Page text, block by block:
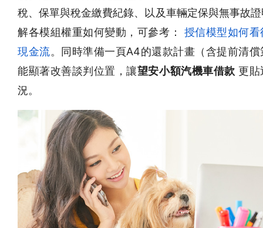
稅、保單與稅金繳費紀錄、以及車輛定保與無事故
解各模組權重如何變動，可參考：
授信模型如何
現金流。同時準備一頁A4的還款計畫（含提前清
能顯著改善談判位置，讓望安小額汽機車借款 更貼
況。